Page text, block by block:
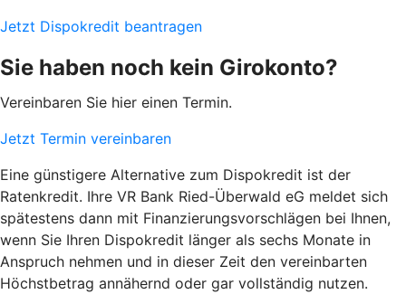
Jetzt Dispokredit beantragen
Sie haben noch kein Girokonto?
Vereinbaren Sie hier einen Termin.
Jetzt Termin vereinbaren
Eine günstigere Alternative zum Dispokredit ist der
Ratenkredit. Ihre VR Bank Ried-Überwald eG meldet sich
spätestens dann mit Finanzierungsvorschlägen bei Ihnen,
wenn Sie Ihren Dispokredit länger als sechs Monate in
Anspruch nehmen und in dieser Zeit den vereinbarten
Höchstbetrag annähernd oder gar vollständig nutzen.